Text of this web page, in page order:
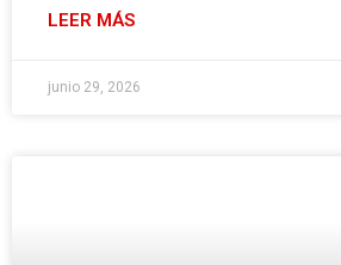
LEER MÁS
junio 29, 2026